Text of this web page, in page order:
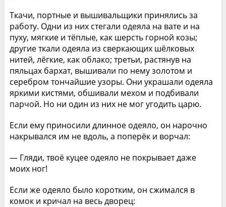
Ткачи, портные и вышивальщики принялись за
работу. Одни из них стегали одеяла на вате и на
пуху, мягкие и тёплые, как шерсть горной козы;
другие ткали одеяла из сверкающих шёлковых
нитей, лёгкие, как облако; третьи, растянув на
пяльцах бархат, вышивали по нему золотом и
серебром тончайшие узоры. Они украшали одеяла
яркими кистями, обшивали мехом и подбивали
парчой. Но ни один из них не мог угодить царю.
Если ему приносили длинное одеяло, он нарочно
накрывался им не вдоль, а поперёк и ворчал:
— Гляди, твоё куцее одеяло не покрывает даже
моих ног!
Если же одеяло было коротким, он сжимался в
комок и кричал на весь дворец: